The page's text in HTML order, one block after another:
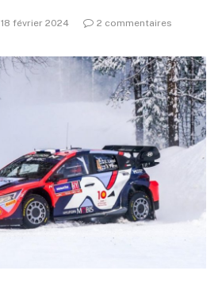
18 février 2024 2 commentaires